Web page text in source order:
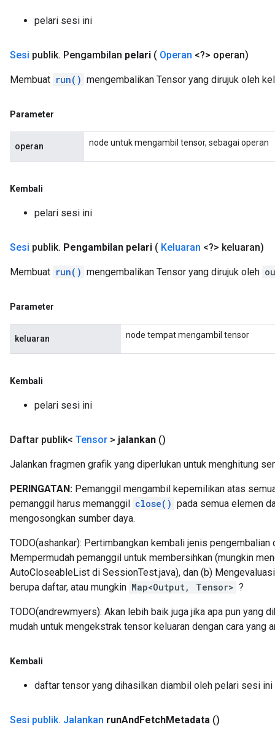
pelari sesi ini
Sesi publik. Pengambilan pelari ( Operan <?> operan)
Membuat run() mengembalikan Tensor yang dirujuk oleh
Parameter
operan node untuk mengambil tensor, sebagai operan
Kembali
pelari sesi ini
Sesi publik. Pengambilan pelari ( Keluaran <?> keluaran)
Membuat run() mengembalikan Tensor yang dirujuk oleh
Parameter
keluaran node tempat mengambil tensor
Kembali
pelari sesi ini
Daftar publik< Tensor > jalankan ()
Jalankan fragmen grafik yang diperlukan untuk menghitung
PERINGATAN: Pemanggil mengambil kepemilikan atas
pemanggil harus memanggil close() pada semua elemen
mengosongkan sumber daya.
TODO(ashankar): Pertimbangkan kembali jenis pengembalian
Mempermudah pemanggil untuk membersihkan (mungkin
AutoCloseableList di SessionTest.java), dan (b)
berupa daftar, atau mungkin Map<Output, Tensor> ?
TODO(andrewmyers): Akan lebih baik juga jika apa pun yang
mudah untuk mengekstrak tensor keluaran dengan cara yang
Kembali
daftar tensor yang dihasilkan diambil oleh pelari sesi ini
Sesi publik. Jalankan runAndFetchMetadata ()